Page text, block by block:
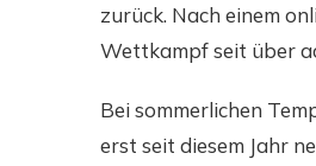
zurück. Nach einem
Wettkampf seit über
Bei sommerlichen
erst seit diesem Jahr